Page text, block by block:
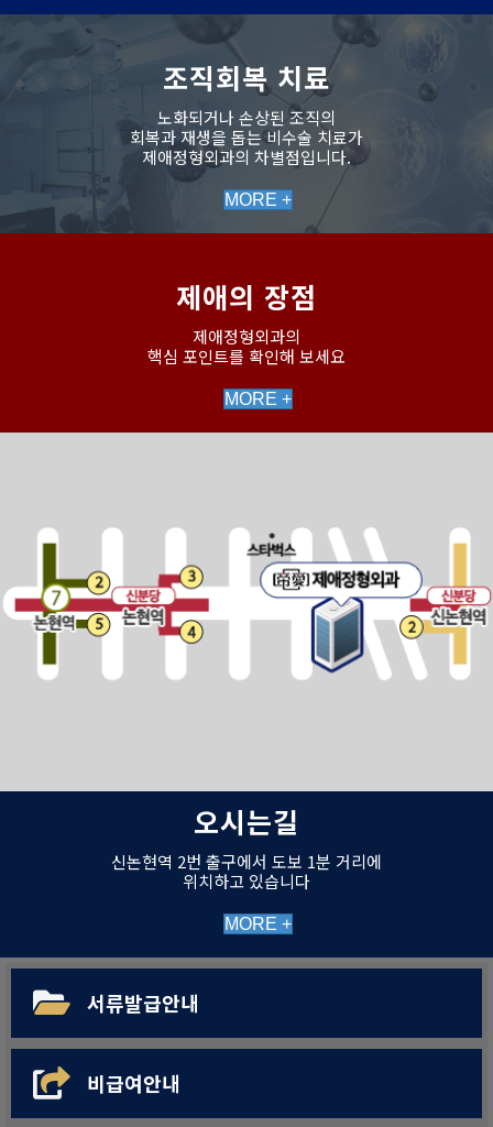
조직회복 치료
노화되거나 손상된 조직의
회복과 재생을 돕는 비수술 치료가
제애정형외과의 차별점입니다.
MORE +
제애의 장점
제애정형외과의
핵심 포인트를 확인해 보세요
MORE +
오시는길
신논현역 2번 출구에서 도보 1분 거리에
위치하고 있습니다
MORE +
서류발급안내
비급여안내